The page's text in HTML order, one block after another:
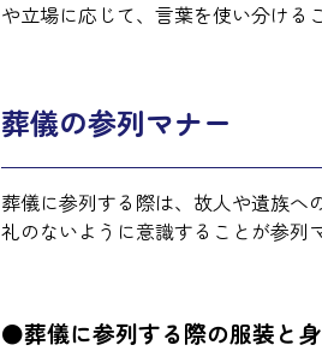
や立場に応じて、言葉を使い分ける
葬儀の参列マナー
葬儀に参列する際は、故人や遺族へ
礼のないように意識することが参列
●葬儀に参列する際の服装と